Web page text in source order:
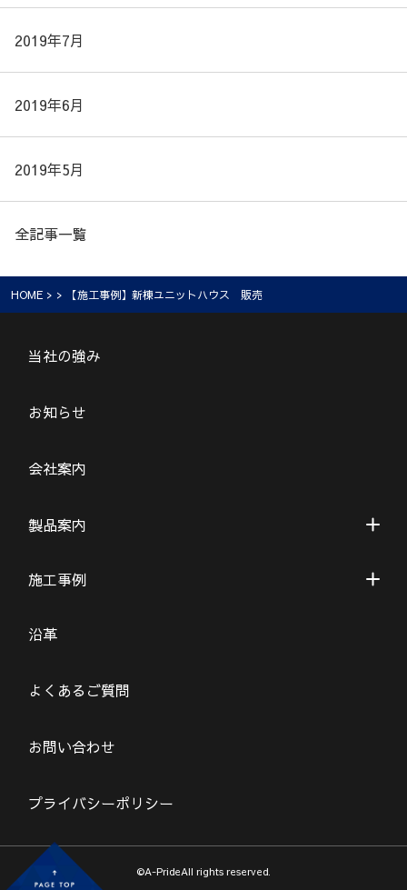
2019年7月
2019年6月
2019年5月
全記事一覧
HOME > > 【施工事例】新棟ユニットハウス 販売
当社の強み
お知らせ
会社案内
製品案内
施工事例
沿革
よくあるご質問
お問い合わせ
プライバシーポリシー
©A-PrideAll rights reserved.